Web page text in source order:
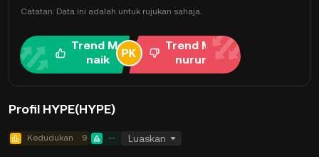
Catatan: Data ini adalah untuk rujukan sahaja.
Trend Me
naik
Trend Me
nurun
Profil HYPE(HYPE)
Kedudukan 9 -- Luaskan